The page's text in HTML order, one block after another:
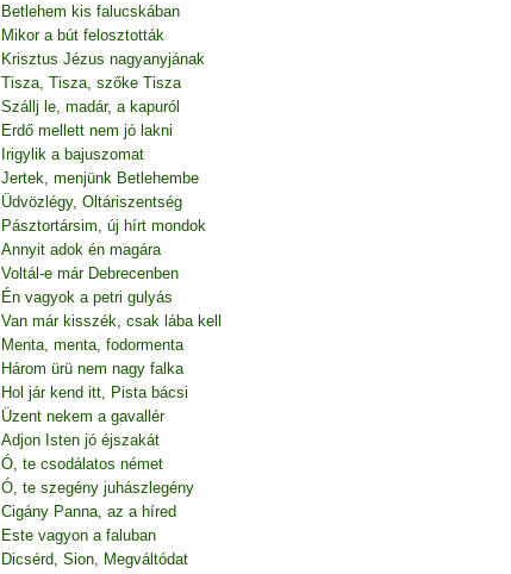
Betlehem kis falucskában
Mikor a bút felosztották
Krisztus Jézus nagyanyjának
Tisza, Tisza, szőke Tisza
Szállj le, madár, a kapuról
Erdő mellett nem jó lakni
Irigylik a bajuszomat
Jertek, menjünk Betlehembe
Üdvözlégy, Oltáriszentség
Pásztortársim, új hírt mondok
Annyit adok én magára
Voltál-e már Debrecenben
Én vagyok a petri gulyás
Van már kisszék, csak lába kell
Menta, menta, fodormenta
Három ürü nem nagy falka
Hol jár kend itt, Pista bácsi
Üzent nekem a gavallér
Adjon Isten jó éjszakát
Ó, te csodálatos német
Ó, te szegény juhászlegény
Cigány Panna, az a híred
Este vagyon a faluban
Dicsérd, Sion, Megváltódat